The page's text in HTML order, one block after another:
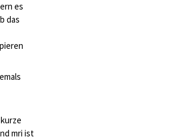
es
das
mri ist